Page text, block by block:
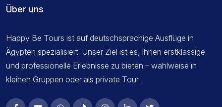
Über uns
Happy Be Tours ist auf deutschsprachige Ausflüge in
Ägypten spezialisiert. Unser Ziel ist es, Ihnen erstklassige
und professionelle Erlebnisse zu bieten – wahlweise in
kleinen Gruppen oder als private Tour.